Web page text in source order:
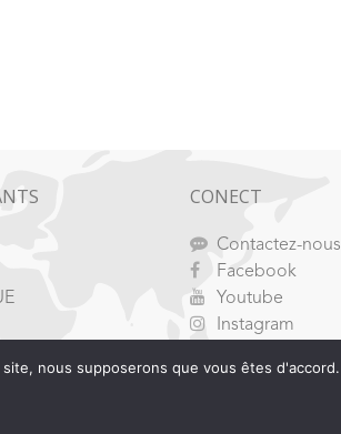
CONECT
Contactez-nous
Facebook
Youtube
Instagram
nous supposerons que vous êtes d'accord.